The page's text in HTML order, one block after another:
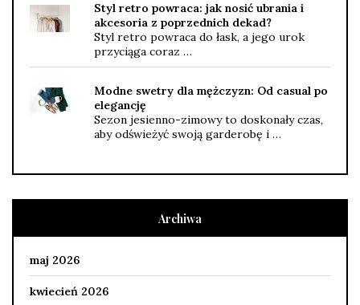
Styl retro powraca: jak nosić ubrania i
akcesoria z poprzednich dekad?
Styl retro powraca do łask, a jego urok
przyciąga coraz …
Modne swetry dla mężczyzn: Od casual po
elegancję
Sezon jesienno-zimowy to doskonały czas,
aby odświeżyć swoją garderobę i …
Archiwa
maj 2026
kwiecień 2026